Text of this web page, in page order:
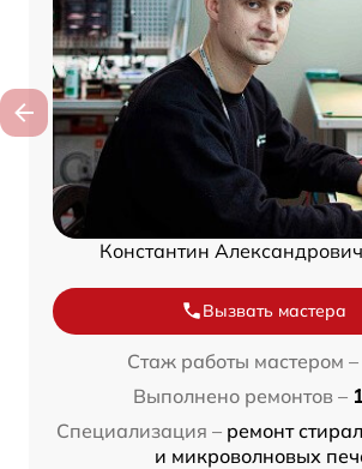
Константин
Вызвать мастера
Стаж работы мастером –
Выполнено ремонтов –
Специализация – ремонт
и микроволновых